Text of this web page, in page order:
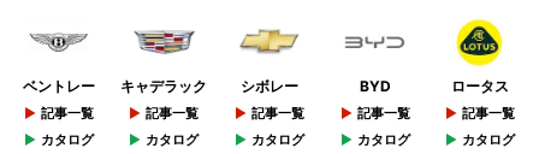
ベントレー
記事一覧
カタログ
キャデラック
記事一覧
カタログ
シボレー
記事一覧
カタログ
BYD
記事一覧
カタログ
ロータス
記事一覧
カタログ